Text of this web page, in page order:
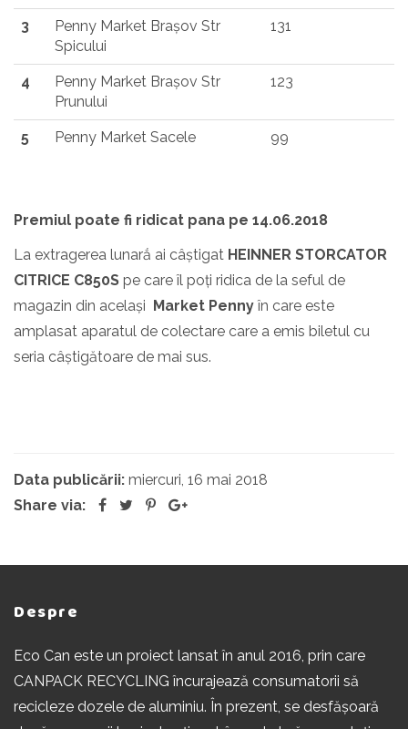
3
Penny Market Brașov Str
Spicului
131
4
Penny Market Brașov Str
Prunului
123
5 Penny Market Sacele 99
Premiul poate fi ridicat pana pe 14.06.2018
La extragerea lunarắ ai câștigat HEINNER STORCATOR
CITRICE C850S pe care îl poți ridica de la seful de
magazin din același Market Pennyîn care este
amplasat aparatul de colectare care a emis biletul cu
seria câștigătoare de mai sus.
Data publicării: miercuri, 16 mai 2018
Share via:
Despre
Eco Can este un proiect lansat în anul 2016, prin care
CANPACK RECYCLING încurajează consumatorii să
recicleze dozele de aluminiu. În prezent, se desfășoară